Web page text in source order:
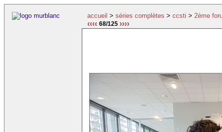
accueil > séries complètes > ccsti > 2ème
‹‹‹‹ 68/125 ››››